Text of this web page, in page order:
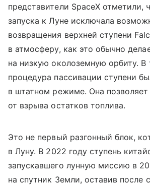
представители SpaceX отметили,
запуска к Луне исключала
возвращения верхней ступени
в атмосферу, как это обычно
на низкую околоземную орбиту.
процедура пассивации ступени
в штатном режиме. Она позволяет
от взрыва остатков топлива.
Это не первый разгонный блок,
в Луну. В 2022 году ступень
запускавшего лунную миссию в
на спутник Земли, оставив после